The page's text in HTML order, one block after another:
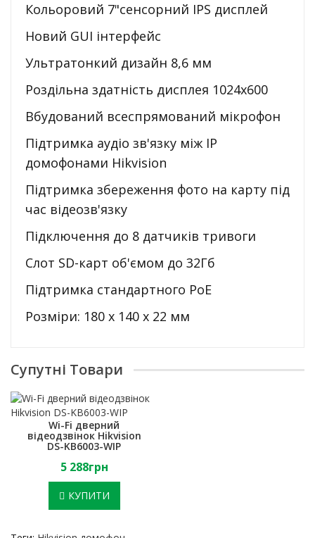
Кольоровий 7"сенсорний IPS дисплей
Новий GUI інтерфейс
Ультратонкий дизайн 8,6 мм
Роздільна здатність дисплея 1024x600
Вбудований всеспрямований мікрофон
Підтримка аудіо зв'язку між IP
домофонами Hikvision
Підтримка збереження фото на карту під
час відеозв'язку
Підключення до 8 датчиків тривоги
Слот SD-карт об'ємом до 32Гб
Підтримка стандартного PoE
Розміри: 180 х 140 х 22 мм
Супутні Товари
Wi-Fi дверний
відеодзвінок Hikvision
DS-KB6003-WIP
5 288грн
КУПИТИ